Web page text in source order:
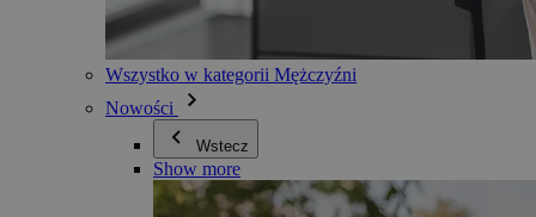
Wszystko w kategorii Mężczyźni
Nowości
Wstecz
Show more